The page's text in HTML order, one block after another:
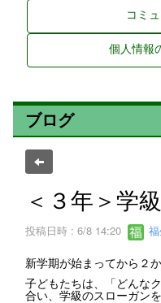
コミ
個人情報
ブログ
＜３年＞学
投稿日時 : 6/8 14:20
新学期が始まってから２
子どもたちは、「どんな
合い、学級のスローガンを